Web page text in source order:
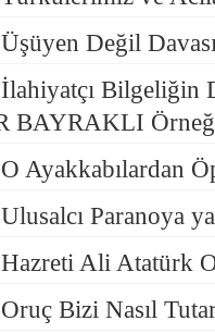
Üşüyen Değil
İlahiyatçı Bilgeliğin
BAYRAKLI
O Ayakkabılardan
Ulusalcı Paranoya
Hazreti Ali Atatürk
Oruç Bizi Nasıl